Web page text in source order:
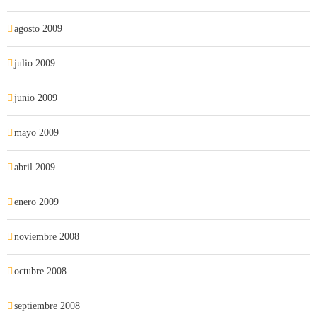
agosto 2009
julio 2009
junio 2009
mayo 2009
abril 2009
enero 2009
noviembre 2008
octubre 2008
septiembre 2008